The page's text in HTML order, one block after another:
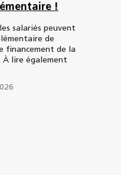
!
salariés peuvent
de
financement de la
À lire également